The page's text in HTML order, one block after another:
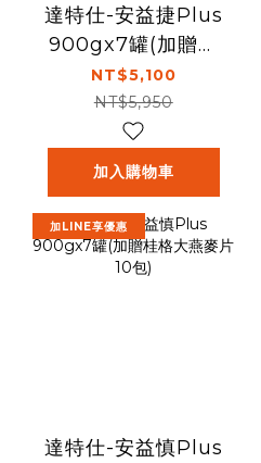
達特仕-安益捷Plus
900gx7罐(加贈桂
格大燕麥片10包)
NT$5,100
NT$5,950
加入購物車
加LINE享優惠
達特仕-安益慎Plus